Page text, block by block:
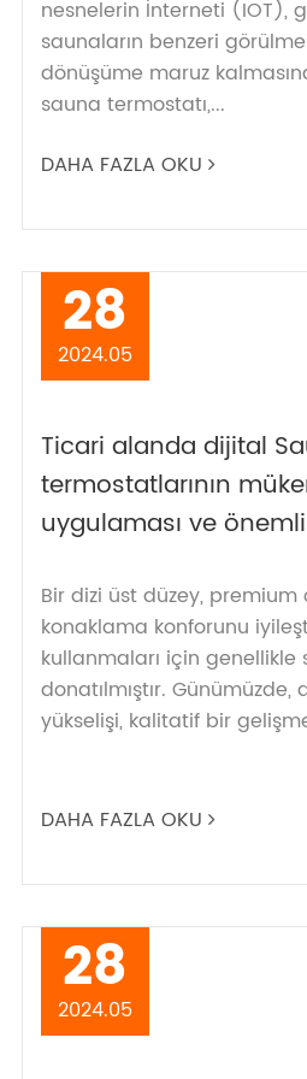
nesnelerin İnterneti (IOT),
saunaların benzeri
dönüşüme maruz
sauna termostatı,...
DAHA FAZLA OKU
28
2024.05
Ticari alanda dijital
termostatlarının
uygulaması ve
Bir dizi üst düzey,
konaklama konforunu
kullanmaları için genellikle
donatılmıştır.
yükselişi, kalitatif bir
DAHA FAZLA OKU
28
2024.05